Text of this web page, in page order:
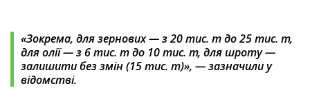
«Зокрема, для зернових — з 20 тис. т до 25 тис. т,
для олії — з 6 тис. т до 10 тис. т, для шроту —
залишити без змін (15 тис. т)», — зазначили у
відомстві.